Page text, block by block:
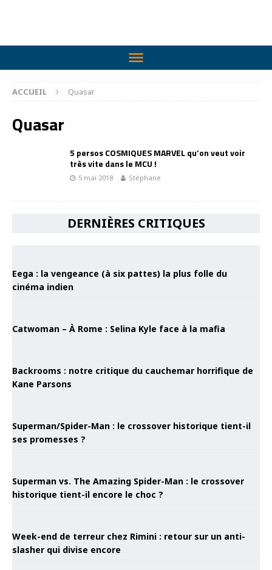
ACCUEIL Quasar
Quasar
5 persos COSMIQUES MARVEL qu’on veut voir
très vite dans le MCU !
5 mai 2018 Stéphane
DERNIÈRES CRITIQUES
Eega : la vengeance (à six pattes) la plus folle du
cinéma indien
Catwoman – À Rome : Selina Kyle face à la mafia
Backrooms : notre critique du cauchemar horrifique de
Kane Parsons
Superman/Spider-Man : le crossover historique tient-il
ses promesses ?
Superman vs. The Amazing Spider-Man : le crossover
historique tient-il encore le choc ?
Week-end de terreur chez Rimini : retour sur un anti-
slasher qui divise encore